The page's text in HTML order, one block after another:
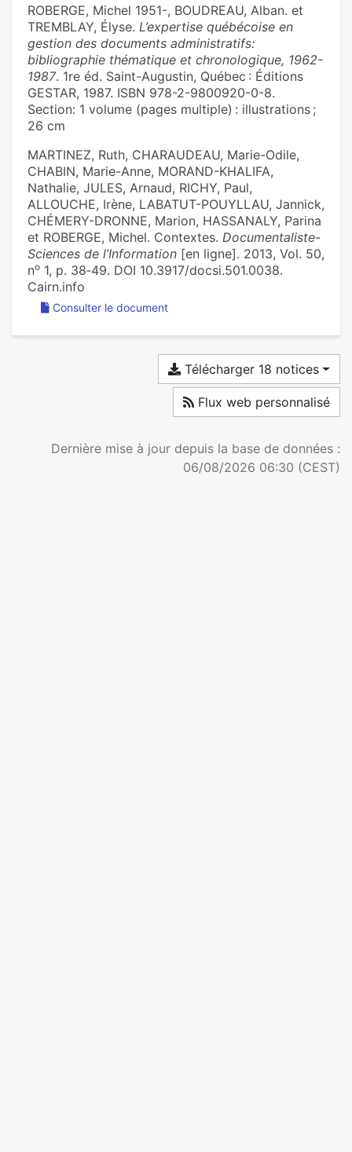
ROBERGE, Michel 1951-, BOUDREAU, Alban. et
TREMBLAY, Élyse. L’expertise québécoise en
gestion des documents administratifs:
bibliographie thématique et chronologique, 1962-
1987. 1re éd. Saint-Augustin, Québec : Éditions
GESTAR, 1987. ISBN 978-2-9800920-0-8.
Section: 1 volume (pages multiple) : illustrations ;
26 cm
MARTINEZ, Ruth, CHARAUDEAU, Marie-Odile,
CHABIN, Marie-Anne, MORAND-KHALIFA,
Nathalie, JULES, Arnaud, RICHY, Paul,
ALLOUCHE, Irène, LABATUT-POUYLLAU, Jannick,
CHÉMERY-DRONNE, Marion, HASSANALY, Parina
et ROBERGE, Michel. Contextes. Documentaliste-
Sciences de l’Information [en ligne]. 2013, Vol. 50,
no 1, p. 38‑49. DOI 10.3917/docsi.501.0038.
Cairn.info
Consulter le document
Télécharger 18 notices
Flux web personnalisé
Dernière mise à jour depuis la base de données :
06/08/2026 06:30 (CEST)